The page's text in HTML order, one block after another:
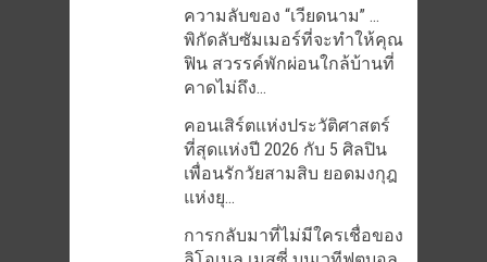
ความลับของ “เวียดนาม” …
พิกัดลับซัมเมอร์ที่จะทำให้คุณ
ฟิน สวรรค์พักผ่อนใกล้บ้านที่
คาดไม่ถึง...
คอนเสิร์ตแห่งประวัติศาสตร์
ที่สุดแห่งปี 2026 กับ 5 ศิลปิน
เพื่อนรักวัยสามสิบ ยอดมงกุฎ
แห่งยุ...
การกลับมาที่ไม่มีใครเชื่อของ